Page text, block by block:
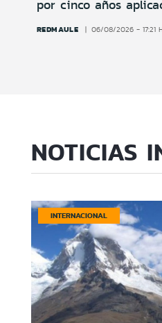
por cinco años
REDMAULE 06/08/2026 - 17:21
NOTICIAS
INTERNACIONAL